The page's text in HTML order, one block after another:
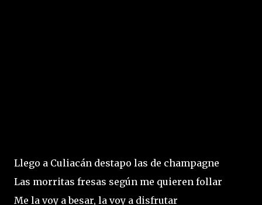
Llego a Culiacán destapo las de champagne
Las morritas fresas según me quieren follar
Me la voy a besar, la voy a disfrutar